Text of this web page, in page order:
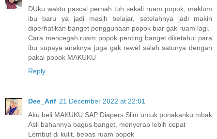
DUku waktu pascal pernah tuh sekali ruam popok, maklum
ibu baru ya jadi masih belajar, setelahnya jadi makin
diperhatikan banget penggunaan popok biar gak ruam lagi.
Cara mencegah ruam popok penting banget diketahui para
ibu supaya anaknya juga gak rewel salah satunya dengan
pakai popok MAKUKU
Reply
Dee_Arif 21 December 2022 at 22:01
Aku beli MAKUKU SAP Diapers Slim untuk ponakanku mbak
Asli bahannya bagus banget, menyerap lebih cepat
Lembut di kulit, bebas ruam popok